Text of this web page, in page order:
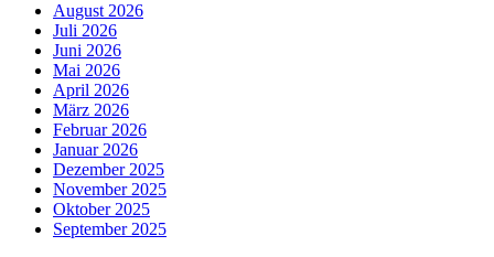
August 2026
Juli 2026
Juni 2026
Mai 2026
April 2026
März 2026
Februar 2026
Januar 2026
Dezember 2025
November 2025
Oktober 2025
September 2025